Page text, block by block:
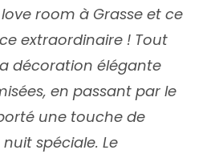
room à Grasse et ce
extraordinaire ! Tout
décoration élégante
en passant par le
une touche de
spéciale. Le